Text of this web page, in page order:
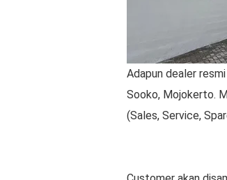
Adapun dealer
Sooko, Mojokerto.
(Sales, Service,